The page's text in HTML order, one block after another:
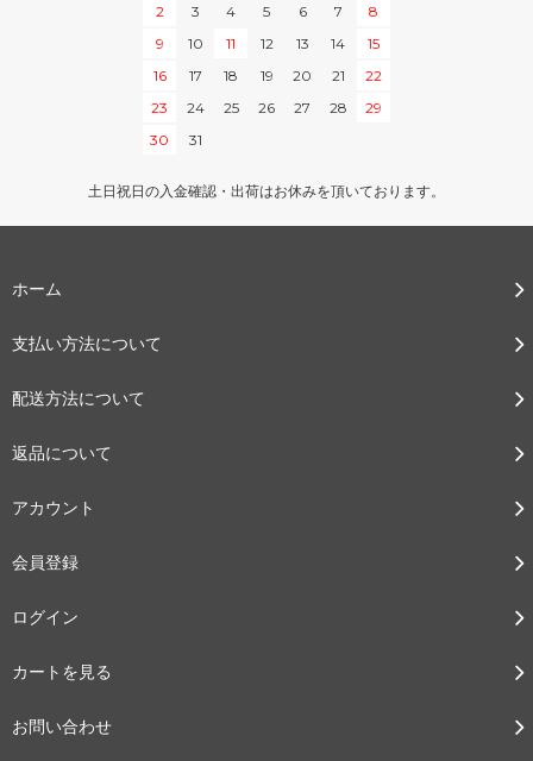
2
3 4 5 6 7
8
9
10 11 12 13 14
15
16
17 18 19 20 21
22
23
24 25 26 27 28
29
30
31
土日祝日の入金確認・出荷はお休みを頂いております。
ホーム
支払い方法について
配送方法について
返品について
アカウント
会員登録
ログイン
カートを見る
お問い合わせ